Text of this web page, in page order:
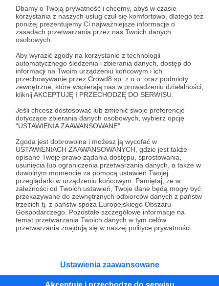
Dbamy o Twoją prywatność i chcemy, abyś w czasie
korzystania z naszych usług czuł się komfortowo, dlatego też
poniżej prezentujemy Ci najważniejsze informacje o
zasadach przetwarzania przez nas Twoich danych
osobowych.
Aby wyrazić zgody na korzystanie z technologii
automatycznego śledzenia i zbierania danych, dostęp do
informacji na Twoim urządzeniu końcowym i ich
przechowywanie przez Crowd8 sp. z o.o. oraz podmioty
zewnętrzne, które wspierają nas w prowadzeniu działalności,
kliknij AKCEPTUJĘ I PRZECHODZĘ DO SERWISU.
Jeśli chcesz dostosować lub zmienić swoje preferencje
dotyczące zbierania danych osobowych, wybierz opcję
"USTAWIENIA ZAAWANSOWANE".
Zgoda jest dobrowolna i możesz ją wycofać w
USTAWIENIACH ZAAWANSOWANYCH, gdzie jest także
opisane Twoje prawo żądania dostępu, sprostowania,
usunięcia lub ograniczenia przetwarzania danych, a także w
dowolnym momencie za pomocą ustawień Twojej
przeglądarki w urządzeniu końcowym. Pamiętaj, że w
zależności od Twoich ustawień, Twoje dane będą mogły być
przekazywane do zewnętrznych odbiorców danych z państw
trzecich tj. z państw spoza Europejskiego Obszaru
Gospodarczego. Pozostałe szczegółowe informacje na
temat przetwarzania Twoich danych w tym celów
przetwarzania znajdują się w naszej polityce prywatności.
Ustawienia zaawansowane
Sprawdź dokładnie adres URL, zanim klikniesz przycisk
"Tak, przejdź do strony".
Jeśli masz wątpliwości, wróć do Patronite i zweryfikuj
link.
Czy na pewno chcesz kontynuować?
Tak, przejdź do strony
Pozostań na Patronite
Kategorie
O Patronite
Dodatkowe produkty
Pomoc
RegulaminPolityka prywatnościPatronite Commons